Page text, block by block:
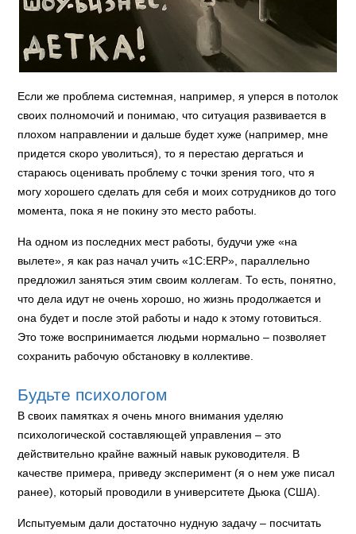
Если же проблема системная, например, я уперся в потолок
своих полномочий и понимаю, что ситуация развивается в
плохом направлении и дальше будет хуже (например, мне
придется скоро уволиться), то я перестаю дергаться и
стараюсь оценивать проблему с точки зрения того, что я
могу хорошего сделать для себя и моих сотрудников до того
момента, пока я не покину это место работы.
На одном из последних мест работы, будучи уже «на
вылете», я как раз начал учить «1С:ERP», параллельно
предложил заняться этим своим коллегам. То есть, понятно,
что дела идут не очень хорошо, но жизнь продолжается и
она будет и после этой работы и надо к этому готовиться.
Это тоже воспринимается людьми нормально – позволяет
сохранить рабочую обстановку в коллективе.
Будьте психологом
В своих памятках я очень много внимания уделяю
психологической составляющей управления – это
действительно крайне важный навык руководителя. В
качестве примера, приведу эксперимент (я о нем уже писал
ранее), который проводили в университете Дьюка (США).
Испытуемым дали достаточно нудную задачу – посчитать